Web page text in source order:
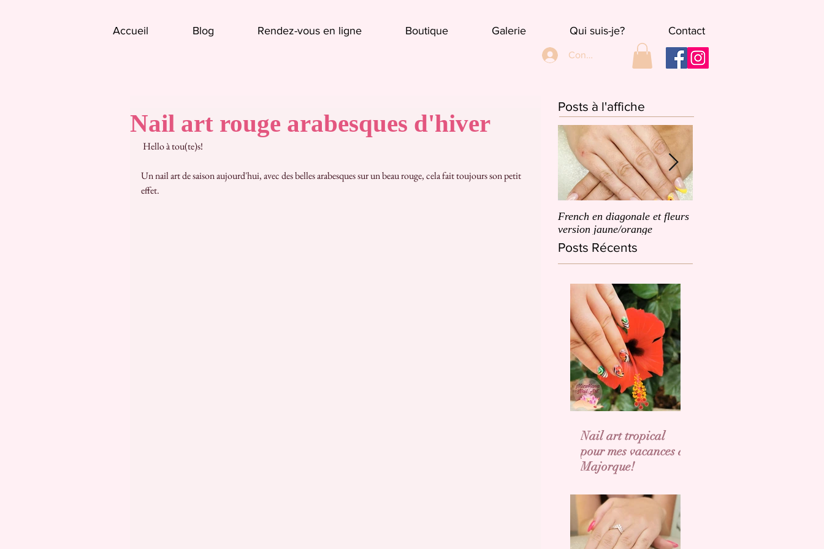
Accueil Blog Rendez-vous en ligne Boutique Galerie Qui suis-je? Contact
Connexion
Nail art rouge arabesques d'hiver
Hello à tou(te)s!
Un nail art de saison aujourd'hui, avec des belles arabesques sur un beau rouge, cela fait toujours son petit
effet.
Posts à l'affiche
French en diagonale et fleurs
version jaune/orange
Posts Récents
Nail art tropical
pour mes vacances a
Majorque!